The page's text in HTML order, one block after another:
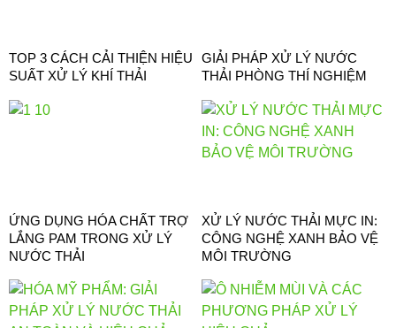
TOP 3 CÁCH CẢI THIỆN HIỆU
SUẤT XỬ LÝ KHÍ THẢI
GIẢI PHÁP XỬ LÝ NƯỚC
THẢI PHÒNG THÍ NGHIỆM
ỨNG DỤNG HÓA CHẤT TRỢ
LẮNG PAM TRONG XỬ LÝ
NƯỚC THẢI
XỬ LÝ NƯỚC THẢI MỰC IN:
CÔNG NGHỆ XANH BẢO VỆ
MÔI TRƯỜNG